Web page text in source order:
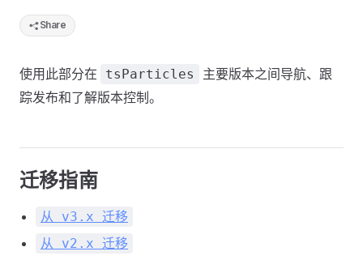
Share
使用此部分在 tsParticles
主要版本之间导航、跟
踪发布和了解版本控制。
迁移指南
从 v3.x 迁移
从 v2.x 迁移